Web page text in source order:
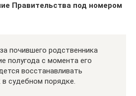
Правительства под номером
почившего родственника
полугода с момента его
восстанавливать
судебном порядке.